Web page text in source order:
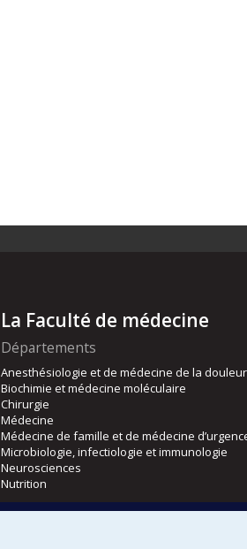
La Faculté de médecine
Départements
Anesthésiologie et de médecine de la douleur
Biochimie et médecine moléculaire
Chirurgie
Médecine
Médecine de famille et de médecine
Microbiologie, infectiologie et immunologie
Neurosciences
Nutrition